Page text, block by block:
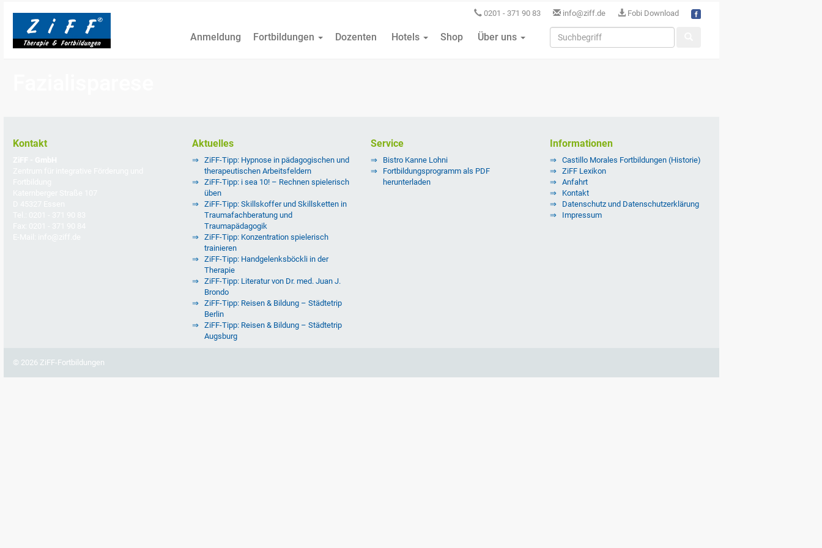
0201 - 371 90 83 info@ziff.de Fobi Download
Anmeldung Fortbildungen Dozenten Hotels Shop Über uns
Kontakt Aktuelles
ZiFF-Tipp: Hypnose in pädagogischen und
therapeutischen Arbeitsfeldern
ZiFF-Tipp: i sea 10! – Rechnen spielerisch
üben
ZiFF-Tipp: Skillskoffer und Skillsketten in
Traumafachberatung und
Traumapädagogik
ZiFF-Tipp: Konzentration spielerisch
trainieren
ZiFF-Tipp: Handgelenksböckli in der
Therapie
ZiFF-Tipp: Literatur von Dr. med. Juan J.
Brondo
ZiFF-Tipp: Reisen & Bildung – Städtetrip
Berlin
ZiFF-Tipp: Reisen & Bildung – Städtetrip
Augsburg
Service
Bistro Kanne Lohni
Fortbildungsprogramm als PDF
herunterladen
Informationen
Castillo Morales Fortbildungen (Historie)
ZiFF Lexikon
Anfahrt
Kontakt
Datenschutz und Datenschutzerklärung
Impressum
© 2026 ZiFF-Fortbildungen